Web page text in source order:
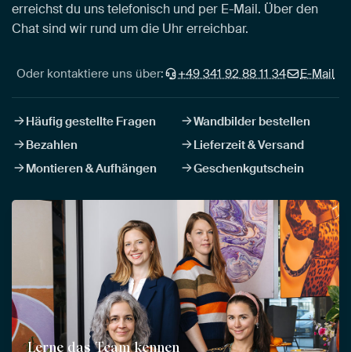
erreichst du uns telefonisch und per E-Mail. Über den
Chat sind wir rund um die Uhr erreichbar.
Oder kontaktiere uns über: +49 341 92 88 11 34 E-Mail
Häufig gestellte Fragen
Wandbilder bestellen
Bezahlen
Lieferzeit & Versand
Montieren & Aufhängen
Geschenkgutschein
Lerne das Team kennen